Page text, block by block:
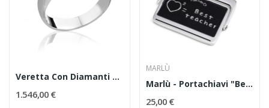
Veretta Con Diamanti Ct.0,50 Colore F Purezza VS
1.546,00 €
MARLÙ
Marlù - Portachiavi "Best Teacher" Lavagna...
25,00 €